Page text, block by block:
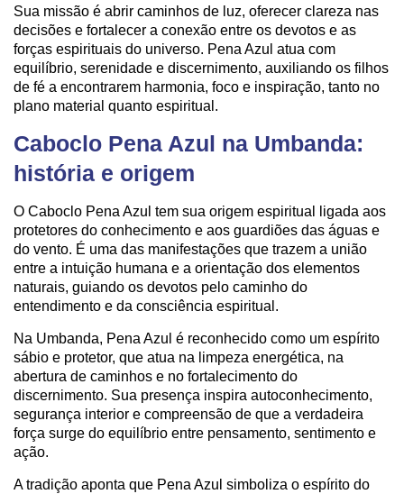
Sua missão é abrir caminhos de luz, oferecer clareza nas
decisões e fortalecer a conexão entre os devotos e as
forças espirituais do universo. Pena Azul atua com
equilíbrio, serenidade e discernimento, auxiliando os filhos
de fé a encontrarem harmonia, foco e inspiração, tanto no
plano material quanto espiritual.
Caboclo Pena Azul na Umbanda:
história e origem
O Caboclo Pena Azul tem sua origem espiritual ligada aos
protetores do conhecimento e aos guardiões das águas e
do vento. É uma das manifestações que trazem a união
entre a intuição humana e a orientação dos elementos
naturais, guiando os devotos pelo caminho do
entendimento e da consciência espiritual.
Na Umbanda, Pena Azul é reconhecido como um espírito
sábio e protetor, que atua na limpeza energética, na
abertura de caminhos e no fortalecimento do
discernimento. Sua presença inspira autoconhecimento,
segurança interior e compreensão de que a verdadeira
força surge do equilíbrio entre pensamento, sentimento e
ação.
A tradição aponta que Pena Azul simboliza o espírito do